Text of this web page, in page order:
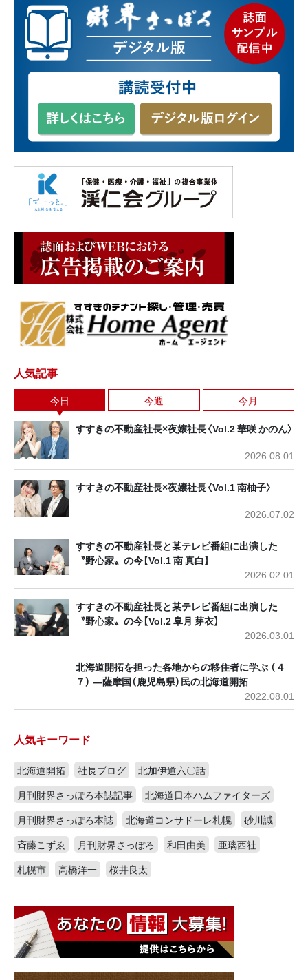
人気記事
今日 今週 今月
すすきの不動産社長×夜嬢社長〈Vol.2 華咲 かのん〉
2026.08.01
すすきの不動産社長×夜嬢社長〈Vol.1 南柚子〉
2026.07.02
すすきの不動産社長と某テレビ番組に出演した
〝野心家〟の今【Vol.1 南 真白】
2026.02.01
すすきの不動産社長と某テレビ番組に出演した
〝野心家〟の今【Vol.2 皐月 芽衣】
2026.03.01
北海道開拓を担った各地からの移住者に学ぶ （４
７） ―薩摩国（鹿児島県）民の北海道開拓
2022.08.01
人気キーワード
北海道開拓 社長ブログ
北加伊道六〇話
月刊財界さっぽろ本誌記事
北海道日本ハムファイターズ
月刊財界さっぽろ本誌
北海道コンサドーレ札幌
砂川誠
斉藤こずゑ
月刊財界さっぽろ 和田由美
亜璃西社
札幌市
高橋洋一 桜井良太